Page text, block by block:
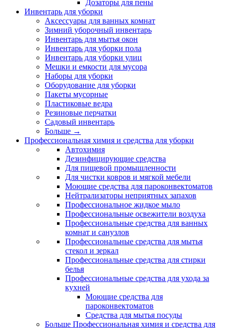
Дозаторы для пены
Инвентарь для уборки
Аксессуары для ванных комнат
Зимний уборочный инвентарь
Инвентарь для мытья окон
Инвентарь для уборки пола
Инвентарь для уборки улиц
Мешки и емкости для мусора
Наборы для уборки
Оборудование для уборки
Пакеты мусорные
Пластиковые ведра
Резиновые перчатки
Садовый инвентарь
Больше →
Профессиональная химия и средства для уборки
Автохимия
Дезинфицирующие средства
Для пищевой промышленности
Для чистки ковров и мягкой мебели
Моющие средства для пароконвектоматов
Нейтрализаторы неприятных запахов
Профессиональное жидкое мыло
Профессиональные освежители воздуха
Профессиональные средства для ванных
комнат и санузлов
Профессиональные средства для мытья
стекол и зеркал
Профессиональные средства для стирки
белья
Профессиональные средства для ухода за
кухней
Моющие средства для
пароконвектоматов
Средства для мытья посуды
Больше Профессиональная химия и средства для